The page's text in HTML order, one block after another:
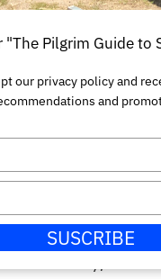
utilizamos
almacenar y/o
"The Pilgrim Guide to
our privacy policy and
and
SUSCRIBE